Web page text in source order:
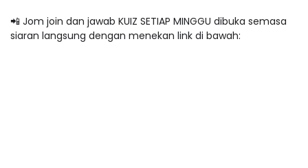
📲 Jom join dan jawab KUIZ SETIAP MINGGU dibuka semasa
siaran langsung dengan menekan link di bawah: